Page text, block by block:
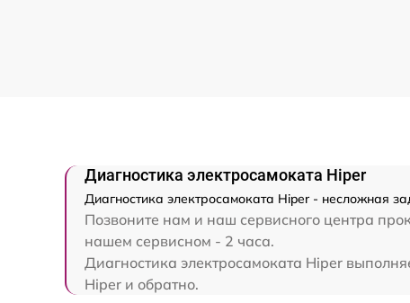
Диагностика электросамоката Hiper
Диагностика электросамоката Hiper - несложная
Позвоните нам и наш сервисного центра
нашем сервисном - 2 часа.
Диагностика электросамоката Hiper
Hiper и обратно.